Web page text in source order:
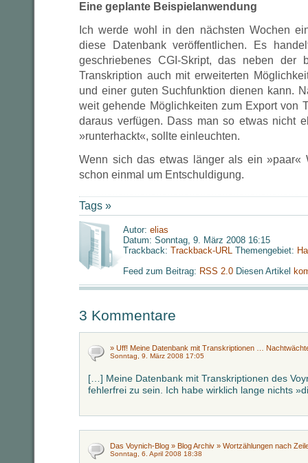
Eine geplante Beispielanwendung
Ich werde wohl in den nächsten Wochen
diese Datenbank veröffentlichen. Es
geschriebenes CGI-Skript, das neben der
Transkription auch mit erweiterten
und einer guten Suchfunktion dienen kann.
weit gehende Möglichkeiten zum Export von
daraus verfügen. Dass man so etwas nicht
»runterhackt«, sollte einleuchten.
Wenn sich das etwas länger als ein »paar«
schon einmal um Entschuldigung.
Tags »
Autor: elias
Datum: Sonntag, 9. März 2008 16:15
Trackback: Trackback-URL Themengebiet:
Feed zum Beitrag: RSS 2.0 Diesen Artikel
3 Kommentare
» Uff! Meine Datenbank mit Transkriptionen …
Sonntag, 9. März 2008 17:05
[…] Meine Datenbank mit Transkriptionen des
fehlerfrei zu sein. Ich habe wirklich lange nichts
Das Voynich-Blog » Blog Archiv » Wortzählungen nach
Sonntag, 6. April 2008 18:38